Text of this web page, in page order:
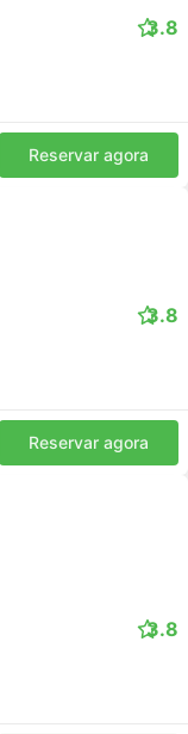
3.8
Reservar agora
3.8
Reservar agora
3.8